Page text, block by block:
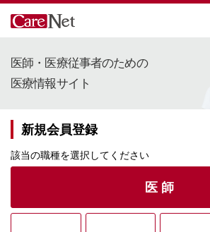
医師・医療従事者のための
医療情報サイト
新規会員登録
該当の職種を選択してください
医 師